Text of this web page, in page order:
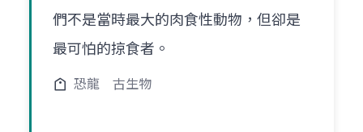
們不是當時最大的肉食性動物，但卻是
最可怕的掠食者。
恐龍 古生物